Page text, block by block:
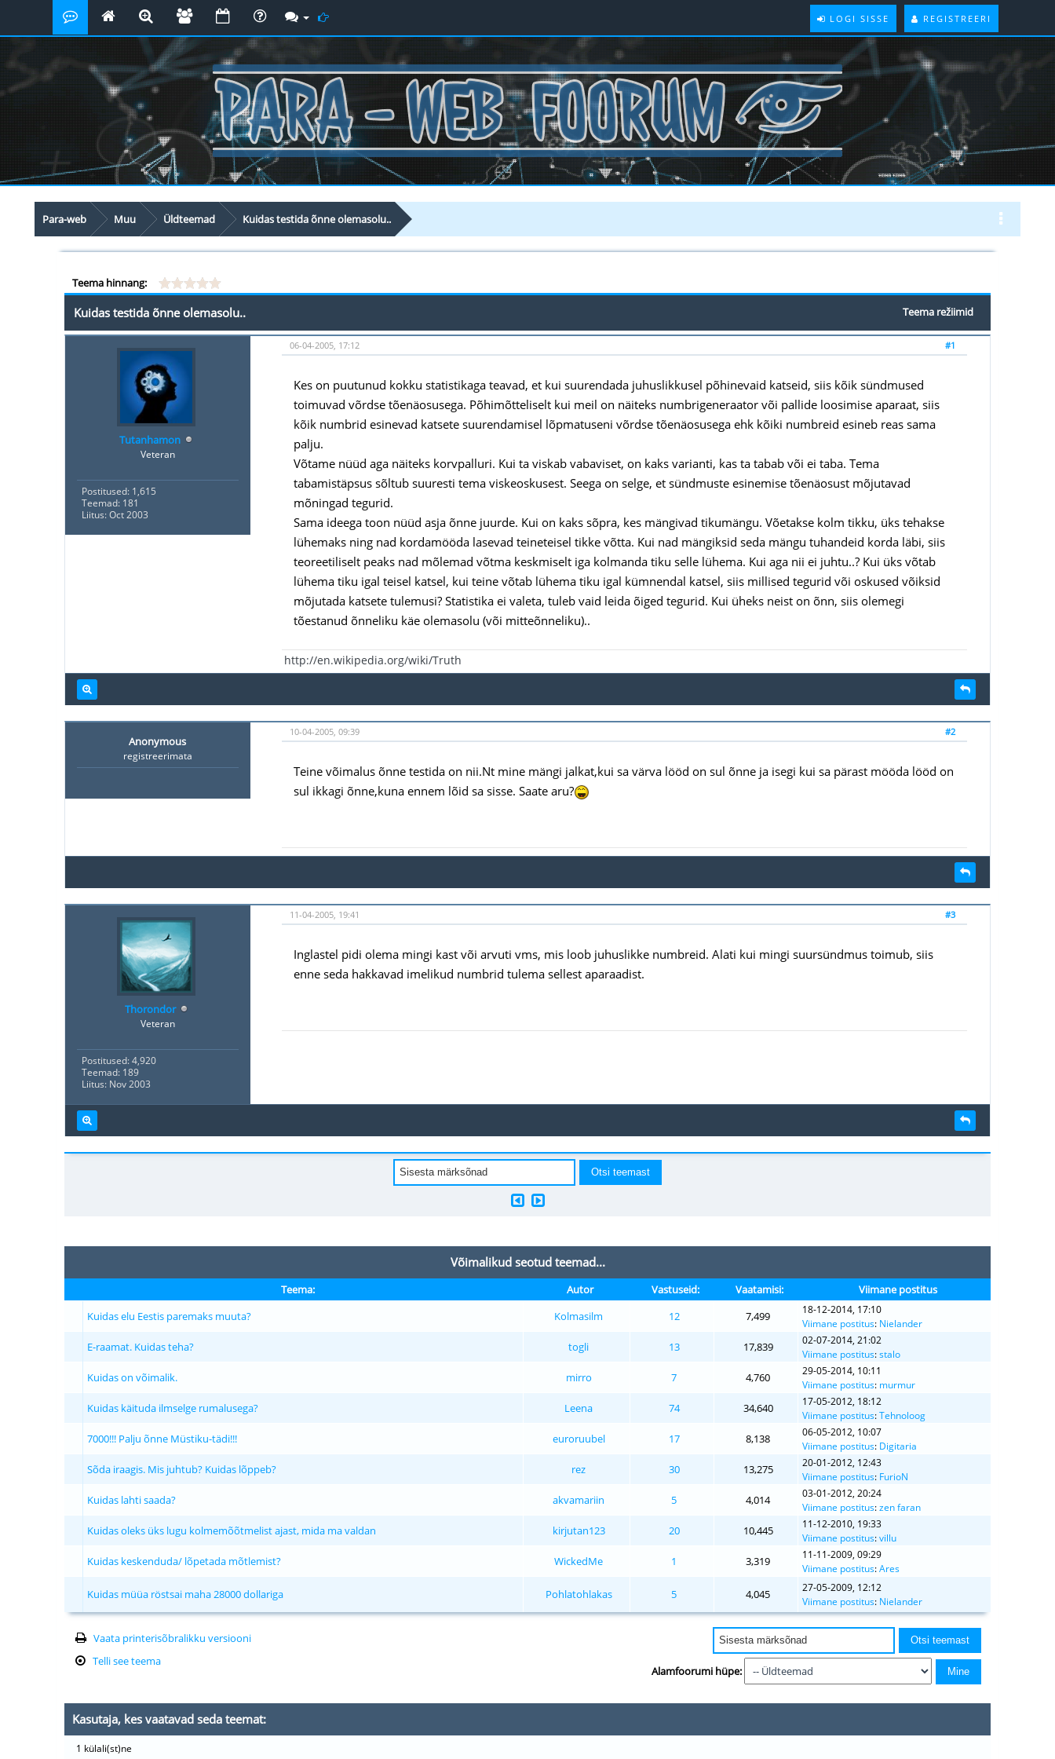
LOGI SISSE REGISTREERI
Para-web Muu Üldteemad Kuidas testida õnne olemasolu..
Teema hinnang:
Teema režiimid
Kuidas testida õnne olemasolu..
Tutanhamon
Veteran
Postitused: 1,615
Teemad: 181
Liitus: Oct 2003
#1
06-04-2005, 17:12
Kes on puutunud kokku statistikaga teavad, et kui suurendada juhuslikkusel põhinevaid katseid, siis kõik sündmused
toimuvad võrdse tõenäosusega. Põhimõtteliselt kui meil on näiteks numbrigeneraator või pallide loosimise aparaat, siis
kõik numbrid esinevad katsete suurendamisel lõpmatuseni võrdse tõenäosusega ehk kõiki numbreid esineb reas sama
palju.
Võtame nüüd aga näiteks korvpalluri. Kui ta viskab vabaviset, on kaks varianti, kas ta tabab või ei taba. Tema
tabamistäpsus sõltub suuresti tema viskeoskusest. Seega on selge, et sündmuste esinemise tõenäosust mõjutavad
mõningad tegurid.
Sama ideega toon nüüd asja õnne juurde. Kui on kaks sõpra, kes mängivad tikumängu. Võetakse kolm tikku, üks tehakse
lühemaks ning nad kordamööda lasevad teineteisel tikke võtta. Kui nad mängiksid seda mängu tuhandeid korda läbi, siis
teoreetiliselt peaks nad mõlemad võtma keskmiselt iga kolmanda tiku selle lühema. Kui aga nii ei juhtu..? Kui üks võtab
lühema tiku igal teisel katsel, kui teine võtab lühema tiku igal kümnendal katsel, siis millised tegurid või oskused võiksid
mõjutada katsete tulemusi? Statistika ei valeta, tuleb vaid leida õiged tegurid. Kui üheks neist on õnn, siis olemegi
tõestanud õnneliku käe olemasolu (või mitteõnneliku)..
http://en.wikipedia.org/wiki/Truth
Anonymous
registreerimata
#2
10-04-2005, 09:39
Teine võimalus õnne testida on nii.Nt mine mängi jalkat,kui sa värva lööd on sul õnne ja isegi kui sa pärast mööda lööd on
sul ikkagi õnne,kuna ennem lõid sa sisse. Saate aru?
Thorondor
Veteran
Postitused: 4,920
Teemad: 189
Liitus: Nov 2003
#3
11-04-2005, 19:41
Inglastel pidi olema mingi kast või arvuti vms, mis loob juhuslikke numbreid. Alati kui mingi suursündmus toimub, siis
enne seda hakkavad imelikud numbrid tulema sellest aparaadist.
Võimalikud seotud teemad...
Teema: Autor Vastuseid: Vaatamisi:
Viimane postitus
Kuidas elu Eestis paremaks muuta?
Kolmasilm 12 7,499
18-12-2014, 17:10
Viimane postitus: Nielander
E-raamat. Kuidas teha? togli 13 17,839
02-07-2014, 21:02
Viimane postitus:stalo
Kuidas on võimalik. mirro 7 4,760
29-05-2014, 10:11
Viimane postitus: murmur
Kuidas käituda ilmselge rumalusega? Leena 74 34,640
17-05-2012, 18:12
Viimane postitus:Tehnoloog
7000!!! Palju õnne Müstiku-tädi!!! euroruubel 17 8,138
06-05-2012, 10:07
Viimane postitus: Digitaria
Sõda iraagis. Mis juhtub? Kuidas lõppeb? rez 30 13,275
20-01-2012, 12:43
Viimane postitus: FurioN
Kuidas lahti saada? akvamariin 5 4,014
03-01-2012, 20:24
Viimane postitus:zen faran
Kuidas oleks üks lugu kolmemõõtmelist ajast, mida ma valdan kirjutan123 20 10,445
11-12-2010, 19:33
Viimane postitus:villu
Kuidas keskenduda/ lõpetada mõtlemist? WickedMe 1 3,319
11-11-2009, 09:29
Viimane postitus:Ares
Kuidas müüa röstsai maha 28000 dollariga Pohlatohlakas 5 4,045
27-05-2009, 12:12
Viimane postitus: Nielander
Vaata printerisõbralikku versiooni
Telli see teema
Alamfoorumi hüpe:
Kasutaja, kes vaatavad seda teemat:
1 külali(st)ne